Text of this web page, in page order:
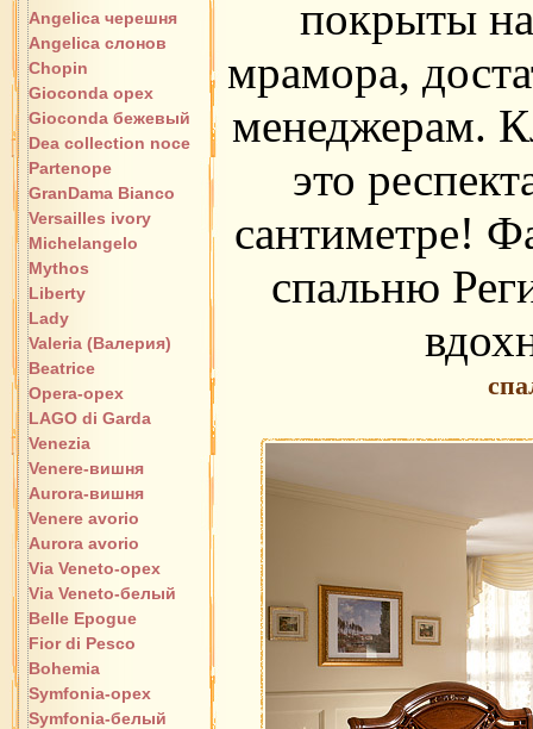
Angelica черешня
Angelica слонов
Chopin
Gioconda орех
Gioconda бежевый
Dea collection noce
Partenope
GranDama Bianco
Versailles ivory
Michelangelo
Mythos
Liberty
Lady
Valeria (Валерия)
Beatrice
Opera-орех
LAGO di Garda
Venezia
Venere-вишня
Aurora-вишня
Venere avorio
Aurora avorio
Via Veneto-орех
Via Veneto-белый
Belle Epogue
Fior di Pesco
Bohemia
Symfonia-орех
Symfonia-белый
покрыты
мрамора,
менеджерам.
это
сантиметре!
спальню